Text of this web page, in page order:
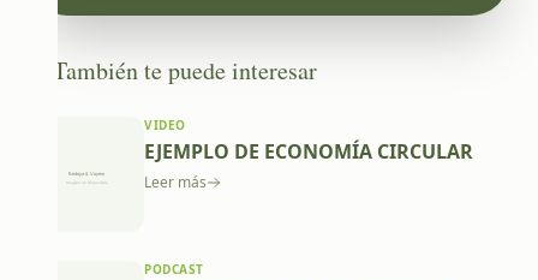
También te puede interesar
VIDEO
EJEMPLO DE ECONOMÍA CIRCULAR
Leer más
PODCAST